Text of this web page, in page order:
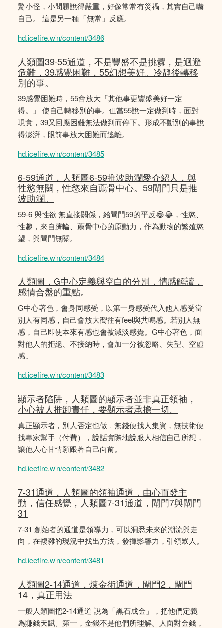
驚小怪，小問題說得嚴重，好像常常有災禍，其實自己嚇
自己。 這是另一種「無常」反應。
hd.icefire.win/content/3486
人類圖39-55通道，不是豐盛不是挑釁，是迴避
危難，39感覺困難，55幻想美好。冷靜後轉移
別的事。
39感覺困難時，55會放大「其他事更豐盛美好一定
得。」 使自己轉移別的事。但當55說一定做到時，面對
現實，39又回應困難無法做到而停下。形成不斷別的事說
得澎湃，眼前事放大困難而逃離。
hd.icefire.win/content/3485
6-59通道，人類圖6-59推波助瀾愛介紹人，與
性慾無關，性慾來自薦骨中心。59閘門只是推
波助瀾。
59-6 與性欲 無直接關係，給閘門59的平反😂😂，性慾、
性趣，來自臍輪、薦骨中心的原動力，作為動物的繁殖慾
望，與閘門無關。
hd.icefire.win/content/3484
人類圖，G中心定義與空白的分別，情感解讀，
感情合盤的重點。
G中心著色，會身同感受，以第一身感受代入他人感受當
別人有同感，自己會放大嚮往有feel與共鳴感。若別人無
感，自己即使本來有感也會被減淡感覺。G中心著色，面
對他人的拒絕、不接納時，會加一分被忽略、失望、空虛
感。
hd.icefire.win/content/3483
顯示者陷阱，人類圖的顯示者並非真正領袖，
小心被人推卸責任，要顯示者承擔一切。
真正顯示者，別人否定也做，無錢便找人集資，無技術便
找專家幫手（付費），說話實際地說服人相信自己所想，
讓他人心甘情願跟著自己向前。
hd.icefire.win/content/3482
7-31通道，人類圖的領袖通道，由心而發主
動，信任感覺，人類圖7-31通道，閘門7與閘門
31
7-31 創始者的通道是領導力，可以洞悉未來的潮流與走
向，在複雜的現況中找出方法，發揮影響力，引領眾人。
hd.icefire.win/content/3481
人類圖2-14通道，煉金術通道，閘門2，閘門
14，真正用法
一般人類圖把2-14通道 說為「黑石成金」，把他們定義
為賺錢天賦。第一，金錢不是他們所理解。人面對金錢，